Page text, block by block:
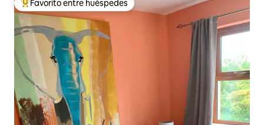
Favorito entre huéspedes preferido
Favorito entre huéspedes